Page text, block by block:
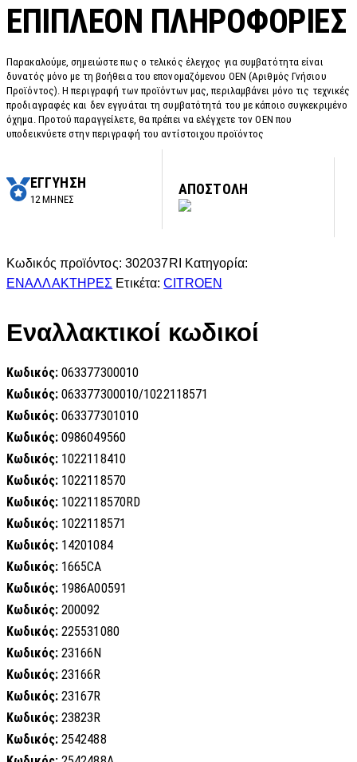
ΕΠΙΠΛΈΟΝ ΠΛΗΡΟΦΟΡΊΕΣ
Παρακαλούμε, σημειώστε πως ο τελικός έλεγχος για συμβατότητα είναι
δυνατός μόνο με τη βοήθεια του επονομαζόμενου OEN (Αριθμός Γνήσιου
Προϊόντος). Η περιγραφή των προϊόντων μας, περιλαμβάνει μόνο τις τεχνικές
προδιαγραφές και δεν εγγυάται τη συμβατότητά του με κάποιο συγκεκριμένο
όχημα. Προτού παραγγείλετε, θα πρέπει να ελέγχετε τον OEN που
υποδεικνύετε στην περιγραφή του αντίστοιχου προϊόντος
ΕΓΓΥΗΣΗ
12 ΜΗΝΕΣ
ΑΠΟΣΤΟΛΗ
Κωδικός προϊόντος: 302037RI
Κατηγορία:
ΕΝΑΛΛΑΚΤΗΡΕΣ Ετικέτα:CITROEN
Εναλλακτικοί κωδικοί
Κωδικός: 063377300010
Κωδικός: 063377300010/1022118571
Κωδικός: 063377301010
Κωδικός: 0986049560
Κωδικός: 1022118410
Κωδικός: 1022118570
Κωδικός: 1022118570RD
Κωδικός: 1022118571
Κωδικός: 14201084
Κωδικός: 1665CA
Κωδικός: 1986A00591
Κωδικός: 200092
Κωδικός: 225531080
Κωδικός: 23166N
Κωδικός: 23166R
Κωδικός: 23167R
Κωδικός: 23823R
Κωδικός: 2542488